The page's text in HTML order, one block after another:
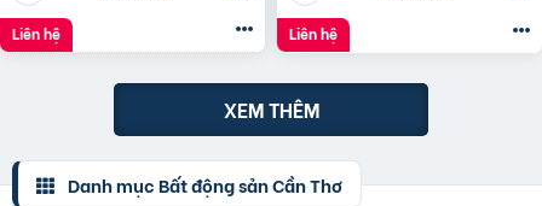
Liên hệ Liên hệ
XEM THÊM
Danh mục Bất động sản Cần Thơ